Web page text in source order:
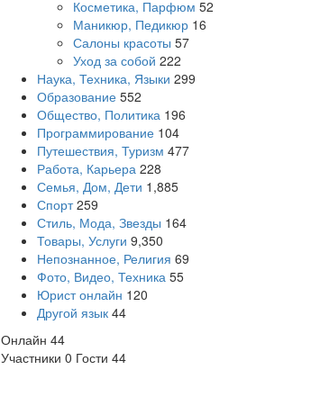
Косметика, Парфюм 52
Маникюр, Педикюр 16
Салоны красоты 57
Уход за собой 222
Наука, Техника, Языки 299
Образование 552
Общество, Политика 196
Программирование 104
Путешествия, Туризм 477
Работа, Карьера 228
Семья, Дом, Дети 1,885
Спорт 259
Стиль, Мода, Звезды 164
Товары, Услуги 9,350
Непознанное, Религия 69
Фото, Видео, Техника 55
Юрист онлайн 120
Другой язык 44
Онлайн 44
Участники 0 Гости 44